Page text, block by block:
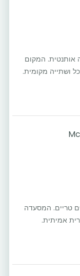
אותנטית. המקום
ושתייה מקומית.
טריים. המסעדה
אמיתית.